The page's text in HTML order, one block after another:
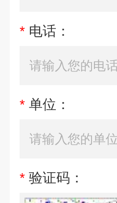
* 电话：
* 单位：
* 验证码：